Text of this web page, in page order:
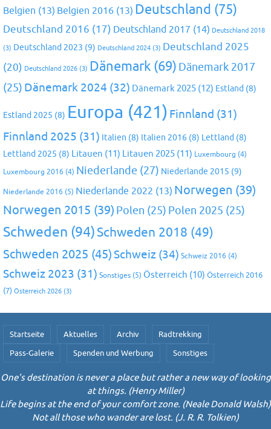
Belgien (13) Belgien 2016 (13) Deutschland (75)
Deutschland 2016 (17) Deutschland 2017 (14) Deutschland 2018
(3) Deutschland 2023 (9) Deutschland 2024 (3) Deutschland 2025
(20) Deutschland 2026 (3) Dänemark (69) Dänemark 2017
(25) Dänemark 2024 (32) Dänemark 2025 (12) Estland (8)
Estland 2025 (8) Europa (421) Finnland (31)
Finnland 2025 (31) Italien (8) Italien 2016 (8) Lettland (8)
Lettland 2025 (8) Litauen (11) Litauen 2025 (11) Luxembourg (4)
Luxembourg 2016 (4) Niederlande (27) Niederlande 2015 (9)
Niederlande 2016 (5) Niederlande 2022 (13) Norwegen (39)
Norwegen 2015 (39) Polen (25) Polen 2025 (25)
Schweden (94)Schweden 2018 (49)
Schweden 2025 (45)Schweiz (34) Schweiz 2016 (4)
Schweiz 2023 (31) Sonstiges (5) Österreich (10) Österreich 2016
(7) Österreich 2026 (3)
Startseite Aktuelles Archiv
Radtrekking
Pass-Galerie
Spenden und Werbung Sonstiges
One's destination is never a place but rather a new way of looking
at things. (Henry Miller)
Life begins at the end of your comfort zone. (Neale Donald Walsh)
Not all those who wander are lost. (J. R. R. Tolkien)